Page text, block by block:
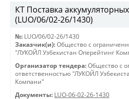
КТ Поставка
(LUO/06/02-26/1430)
№: LUO/06/02-26/1430
Заказчик(и): Общество с
"ЛУКОЙЛ Узбекистан Оперейтинг
Организатор тендера: Общество с
ответственностью "ЛУКОЙЛ
Компани"
Документы: LUO-06-02-26-1430